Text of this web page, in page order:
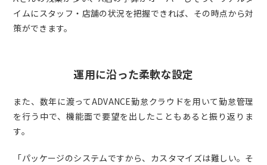
イムにスタッフ・店舗の状況を把握できれば、その時点から対
策ができます。
運用に沿った柔軟な設定
また、数年に渡ってADVANCE勤怠クラウドを用いて勤怠管理
を行う中で、機能面で要望を出したこともあると振り返りま
す。
「パッケージのシステムですから、カスタマイズは難しい。そ